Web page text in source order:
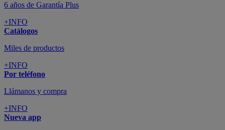
6 años de Garantía Plus
+INFO
Catálogos
Miles de productos
+INFO
Por teléfono
Llámanos y compra
+INFO
Nueva app